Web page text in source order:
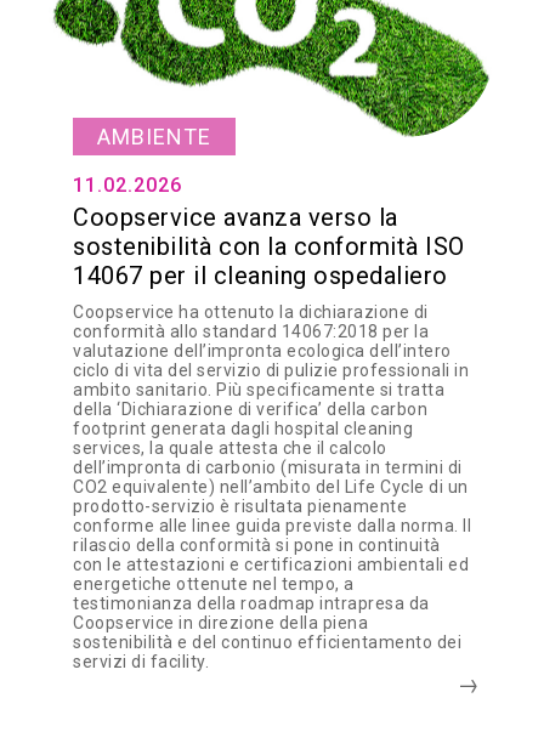
AMBIENTE
11.02.2026
Coopservice avanza verso la
sostenibilità con la conformità ISO
14067 per il cleaning ospedaliero
Coopservice ha ottenuto la dichiarazione di
conformità allo standard 14067:2018 per la
valutazione dell’impronta ecologica dell’intero
ciclo di vita del servizio di pulizie professionali in
ambito sanitario. Più specificamente si tratta
della ‘Dichiarazione di verifica’ della carbon
footprint generata dagli hospital cleaning
services, la quale attesta che il calcolo
dell’impronta di carbonio (misurata in termini di
CO2 equivalente) nell’ambito del Life Cycle di un
prodotto-servizio è risultata pienamente
conforme alle linee guida previste dalla norma. Il
rilascio della conformità si pone in continuità
con le attestazioni e certificazioni ambientali ed
energetiche ottenute nel tempo, a
testimonianza della roadmap intrapresa da
Coopservice in direzione della piena
sostenibilità e del continuo efficientamento dei
servizi di facility.